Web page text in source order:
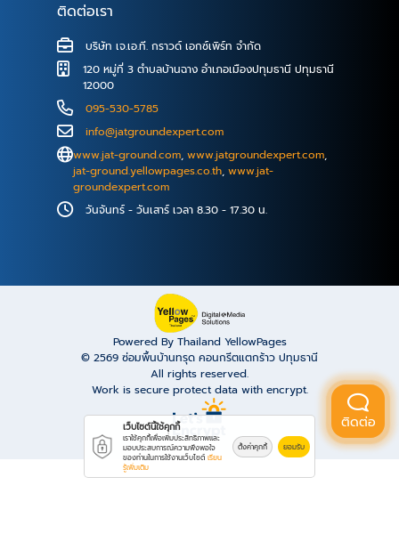
ตำแหน่งฐานรากของโครงสร้าง เพื่อติดตั้งบ่ารับน้ำหนัก
โดยทำการขุดหลุมขนาดประมาณ 0.8 x 0.8 เมตร ลึกลง
ไปยังใต้ฐานรากตอม่อ ติดตั้งบ่ารับน้ำหนัก (Bracket) เข้า
กับฐานของโครงสร้าง เสาเข็มมีความยาวท่อนละ 1 เมตร
เชื่อมต่อด้วยระบบสวมอัดแบบพิเศษ สามารถรับแรงดัดได้
สูง โดยไม่ต้องเชื่อม ที่เป็นสาเหตุทำให้อายุการใช้งานของ
โครงสร้างเหล็กลดลง ติดตั้งชุดไฮโดรลิกที่ใช้กดเสาเข็ม มี
ขนาดความกว้าง 0.5 เมตร ให้แรงดันสูงสุดที่ 5,000 Psi.
หรือ 20 ตัน ทำการกดท่อเหล็กผ่านบ่ารับน้ำหนักด้วยแรง
ดันมากกว่า 300 บาร์ หรือ 20 ตัน ลงไปยังชั้นดิน จน
น้ำหนัก ในบางกรณีจะทำการเสริมเหล็ก (Dowel) เพื่อยึด
บ่ารับน้ำหนัก เข้ากับโครงสร้าง หลังจากที่กระบวนการทุก
อย่างเสร็จสิ้น บริษัทจะทำการทิ้งระดับไว้ที่โครงสร้าง เพื่อ
ใช้อ้างอิงอาคาร หรือโครงสร้างจะไม่มีการขยับตัวในอนาคต
และทำการตรวจรับงาน สนใจสอบถามรายละเอียดเพิ่มเติม
บริษัท เจ.เอ.ที. กราวด์ เอกซ์เพิร์ท จำกัด โทร.09-5530-
ติดต่อเรา
บริษัท เจ.เอ.ที. กราวด์ เอกซ์เพิร์ท จำกัด
120 หมู่ที่ 3 ตำบลบ้านฉาง อำเภอเมืองปทุมธานี ปทุมธานี
12000
095-530-5785
info@jatgroundexpert.com
www.jat-ground.com, www.jatgroundexpert.com,
jat-ground.yellowpages.co.th, www.jat-
groundexpert.com
วันจันทร์ - วันเสาร์ เวลา 8.30 - 17.30 น.
Powered By Thailand YellowPages
© 2569 ซ่อมพื้นบ้านทรุด คอนกรีตแตกร้าว ปทุมธานี
All rights reserved.
Work is secure protect data with encrypt.
ติดต่อ
เว็บไซต์นี้ใช้คุกกี้
เราใช้คุกกี้เพื่อเพิ่มประสิทธิภาพและ
มอบประสบการณ์ความพึงพอใจ
ของท่านในการใช้งานเว็บไซต์ เรียน
รู้เพิ่มเติม
ตั้งค่าคุกกี้ ยอมรับ